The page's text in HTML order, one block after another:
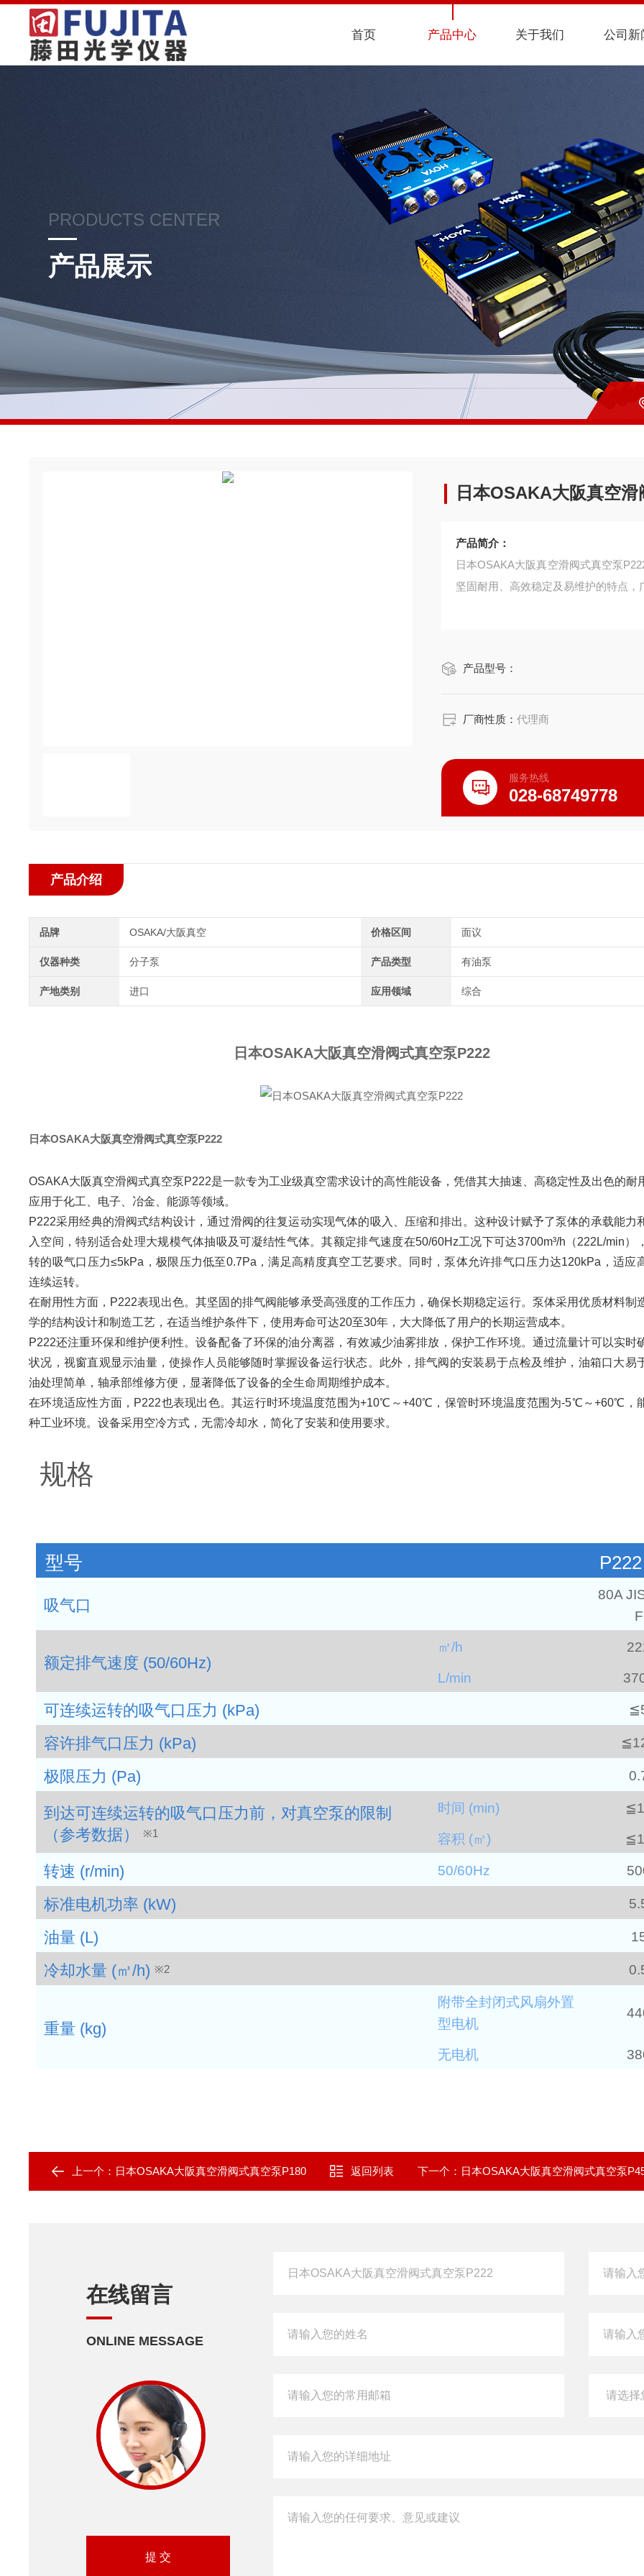
首页 产品中心 关于我们 公司新
PRODUCTS CENTER
产品展示
日本OSAKA大阪真空
产品简介：
日本OSAKA大阪真空滑阀式真空泵
坚固耐用、高效稳定及易维护的特点，
产品型号：
厂商性质：代理商
服务热线
028-68749778
产品介绍
品牌 OSAKA/大阪真空 价格区间 面议
仪器种类 分子泵 产品类型 有油泵
产地类别 进口 应用领域 综合
日本OSAKA大阪真空滑阀式真空泵P222
日本OSAKA大阪真空滑阀式真空泵P222
OSAKA大阪真空滑阀式真空泵P222是一款专为工业级真空需求设计的高性能设备，凭借其大抽速、高稳定性及出色的耐
应用于化工、电子、冶金、能源等领域。
P222采用经典的滑阀式结构设计，通过滑阀的往复运动实现气体的吸入、压缩和排出。这种设计赋予了泵体的承载能力
入空间，特别适合处理大规模气体抽吸及可凝结性气体。其额定排气速度在50/60Hz工况下可达3700m³/h（222L/min）
转的吸气口压力≤5kPa，极限压力低至0.7Pa，满足高精度真空工艺要求。同时，泵体允许排气口压力达120kPa，适应
连续运转。
在耐用性方面，P222表现出色。其坚固的排气阀能够承受高强度的工作压力，确保长期稳定运行。泵体采用优质材料制
学的结构设计和制造工艺，在适当维护条件下，使用寿命可达20至30年，大大降低了用户的长期运营成本。
P222还注重环保和维护便利性。设备配备了环保的油分离器，有效减少油雾排放，保护工作环境。通过流量计可以实时
状况，视窗直观显示油量，使操作人员能够随时掌握设备运行状态。此外，排气阀的安装易于点检及维护，油箱口大易
油处理简单，轴承部维修方便，显著降低了设备的全生命周期维护成本。
在环境适应性方面，P222也表现出色。其运行时环境温度范围为+10℃～+40℃，保管时环境温度范围为-5℃～+60℃，
种工业环境。设备采用空冷方式，无需冷却水，简化了安装和使用要求。
规格
型号 P222
吸气口
80A
F
额定排气速度 (50/60Hz)
㎥/h
L/min
可连续运转的吸气口压力 (kPa)
容许排气口压力 (kPa)
极限压力 (Pa)
到达可连续运转的吸气口压力前，对真空泵的限制
（参考数据）
※1
时间 (min)
容积 (㎥)
转速 (r/min) 50/60Hz
标准电机功率 (kW)
油量 (L)
冷却水量 (㎥/h) ※2
重量 (kg)
附带全封闭式风扇外置
型电机
无电机
上一个： 日本OSAKA大阪真空滑阀式真空泵P180 返回列表 下一个： 日本OSAKA大阪真空滑阀式真空泵
在线留言
ONLINE MESSAGE